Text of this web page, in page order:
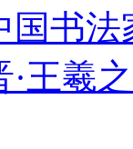
国书法
·王羲